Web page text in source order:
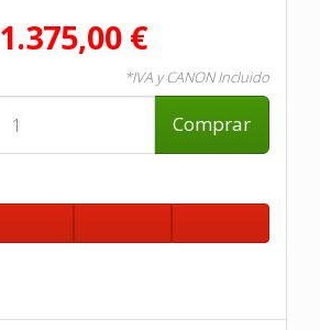
1.375,00 €
*IVA y CANON Incluido
Comprar